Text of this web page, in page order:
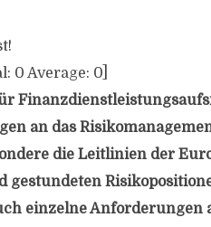
0 Average: 0
an das
die Leitlinien der
gestundeten
einzelne Anforderungen